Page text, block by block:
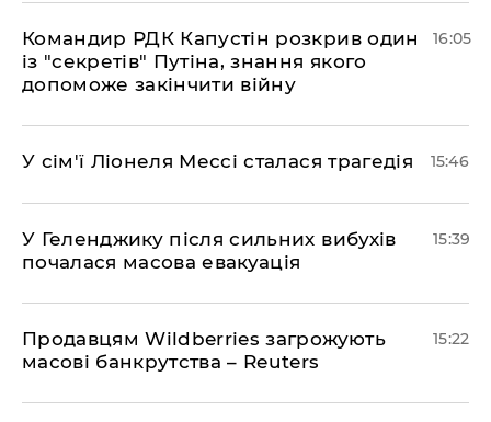
Командир РДК Капустін розкрив один
із "секретів" Путіна, знання якого
допоможе закінчити війну
16:05
У сім'ї Ліонеля Мессі сталася трагедія 15:46
У Геленджику після сильних вибухів
почалася масова евакуація
15:39
Продавцям Wildberries загрожують
масові банкрутства – Reuters
15:22